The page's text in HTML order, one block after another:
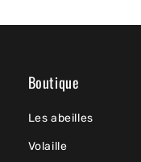
Boutique
Les abeilles
Volaille